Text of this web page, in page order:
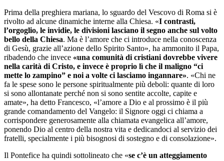
Prima della preghiera mariana, lo sguardo del Vescovo di Roma si è
rivolto ad alcune dinamiche interne alla Chiesa. «I contrasti,
l’orgoglio, le invidie, le divisioni lasciano il segno anche sul volto
bello della Chiesa. Ma è l’amore che ci introduce nella conoscenza
di Gesù, grazie all’azione dello Spirito Santo», ha ammonito il Papa,
ribadendo che invece «una comunità di cristiani dovrebbe vivere
nella carità di Cristo, e invece è proprio lì che il maligno “ci
mette lo zampino” e noi a volte ci lasciamo ingannare». «Chi ne
fa le spese sono le persone spiritualmente più deboli: quante di loro
si sono allontanate perché non si sono sentite accolte, capite e
amate», ha detto Francesco, «l’amore a Dio e al prossimo è il più
grande comandamento del Vangelo: il Signore oggi ci chiama a
corrispondere generosamente alla chiamata evangelica all’amore,
ponendo Dio al centro della nostra vita e dedicandoci al servizio dei
fratelli, specialmente i più bisognosi di sostegno e di consolazione».
Il Pontefice ha quindi sottolineato che «se c’è un atteggiamento